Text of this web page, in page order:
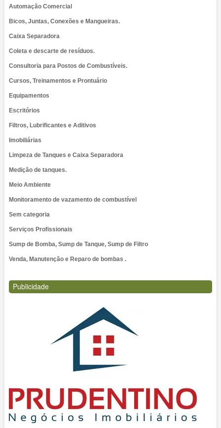
Automação Comercial
Bicos, Juntas, Conexões e Mangueiras.
Caixa Separadora
Coleta e descarte de resíduos.
Consultoria para Postos de Combustíveis.
Cursos, Treinamentos e Prontuário
Equipamentos
Escritórios
Filtros, Lubrificantes e Aditivos
Imobiliárias
Limpeza de Tanques e Caixa Separadora
Medição de tanques.
Meio Ambiente
Monitoramento de vazamento de combustível
Sem categoria
Serviços Profissionais
Sump de Bomba, Sump de Tanque, Sump de Filtro
Venda, Manutenção e Reparo de bombas .
Publicidade